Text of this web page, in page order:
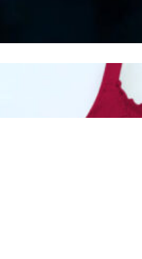
Mengintip Kepribadian
Wanita Dari Warna Bra